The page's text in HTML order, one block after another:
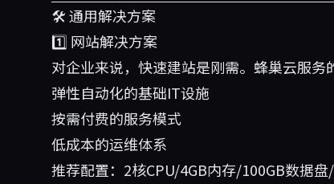
🛠️ 通用解决方案
1️⃣ 网站解决方案
对企业来说，快速建站是刚需。蜂巢云服务
弹性自动化的基础IT设施
按需付费的服务模式
低成本的运维体系
推荐配置：2核CPU/4GB内存/100GB数据盘